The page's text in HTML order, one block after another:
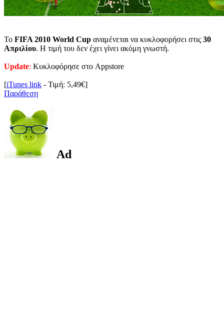
Το FIFA 2010 World Cup αναμένεται να κυκλοφορήσει στις 30
Απριλίου. Η τιμή του δεν έχει γίνει ακόμη γνωστή.
Update: Κυκλοφόρησε στο Appstore
[iTunes link - Τιμή: 5,49€]
Παράθεση
Ad